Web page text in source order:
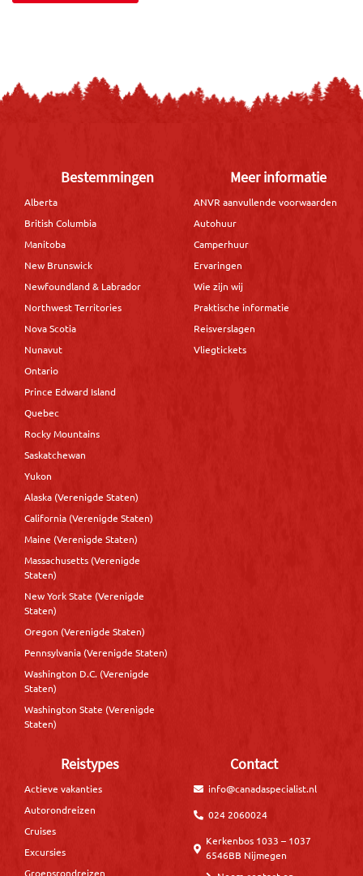
Bestemmingen
Alberta
British Columbia
Manitoba
New Brunswick
Newfoundland & Labrador
Northwest Territories
Nova Scotia
Nunavut
Ontario
Prince Edward Island
Quebec
Rocky Mountains
Saskatchewan
Yukon
Alaska (Verenigde Staten)
California (Verenigde Staten)
Maine (Verenigde Staten)
Massachusetts (Verenigde
Staten)
New York State (Verenigde
Staten)
Oregon (Verenigde Staten)
Pennsylvania (Verenigde Staten)
Washington D.C. (Verenigde
Staten)
Washington State (Verenigde
Staten)
Meer informatie
ANVR aanvullende voorwaarden
Autohuur
Camperhuur
Ervaringen
Wie zijn wij
Praktische informatie
Reisverslagen
Vliegtickets
Reistypes
Actieve vakanties
Autorondreizen
Cruises
Excursies
Groepsrondreizen
Contact
info@canadaspecialist.nl
024 2060024
Kerkenbos 1033 – 1037
6546BB Nijmegen